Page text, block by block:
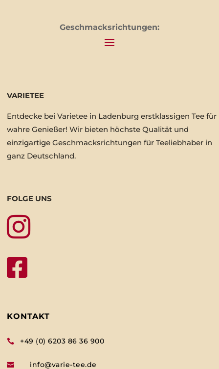
Geschmacksrichtungen:
VARIETEE
Entdecke bei Varietee in Ladenburg erstklassigen Tee für
wahre Genießer! Wir bieten höchste Qualität und
einzigartige Geschmacksrichtungen für Teeliebhaber in
ganz Deutschland.
FOLGE UNS


KONTAKT
 +49 (0) 6203 86 36 900
 info@varie-tee.de